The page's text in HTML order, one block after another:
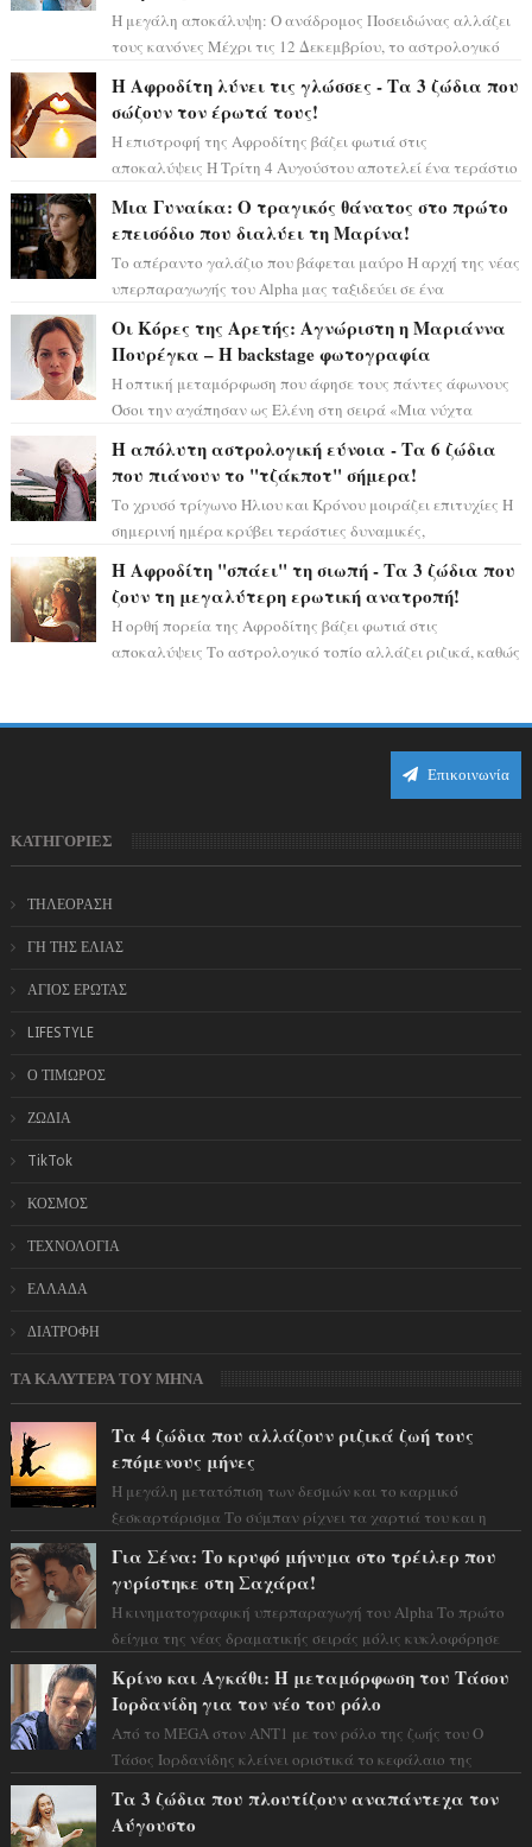
Η μεγάλη αποκάλυψη: Ο ανάδρομος Ποσειδώνας αλλάζει
τους κανόνες Μέχρι τις 12 Δεκεμβρίου, το αστρολογικό
Η Αφροδίτη λύνει τις γλώσσες - Τα 3 ζώδια που
σώζουν τον έρωτά τους!
Η επιστροφή της Αφροδίτης βάζει φωτιά στις
αποκαλύψεις Η Τρίτη 4 Αυγούστου αποτελεί ένα τεράστιο
Μια Γυναίκα: Ο τραγικός θάνατος στο πρώτο
επεισόδιο που διαλύει τη Μαρίνα!
Το απέραντο γαλάζιο που βάφεται μαύρο Η αρχή της νέας
υπερπαραγωγής του Alpha μας ταξιδεύει σε ένα
Οι Κόρες της Αρετής: Αγνώριστη η Μαριάννα
Πουρέγκα – H backstage φωτογραφία
Η οπτική μεταμόρφωση που άφησε τους πάντες άφωνους
Όσοι την αγάπησαν ως Ελένη στη σειρά «Μια νύχτα
Η απόλυτη αστρολογική εύνοια - Τα 6 ζώδια
που πιάνουν το "τζάκποτ" σήμερα!
Το χρυσό τρίγωνο Ήλιου και Κρόνου μοιράζει επιτυχίες Η
σημερινή ημέρα κρύβει τεράστιες δυναμικές,
Η Αφροδίτη "σπάει" τη σιωπή - Τα 3 ζώδια που
ζουν τη μεγαλύτερη ερωτική ανατροπή!
Η ορθή πορεία της Αφροδίτης βάζει φωτιά στις
αποκαλύψεις Το αστρολογικό τοπίο αλλάζει ριζικά, καθώς
Επικοινωνία
ΚΑΤΗΓΟΡΙΕΣ
ΤΗΛΕΟΡΑΣΗ
ΓΗ ΤΗΣ ΕΛΙΑΣ
ΑΓΙΟΣ ΕΡΩΤΑΣ
LIFESTYLE
Ο ΤΙΜΩΡΟΣ
ΖΩΔΙΑ
TikTok
ΚΟΣΜΟΣ
ΤΕΧΝΟΛΟΓΙΑ
ΕΛΛΑΔΑ
ΔΙΑΤΡΟΦΗ
ΤΑ ΚΑΛΥΤΕΡΑ ΤΟΥ ΜΗΝΑ
Τα 4 ζώδια που αλλάζουν ριζικά ζωή τους
επόμενους μήνες
Η μεγάλη μετατόπιση των δεσμών και το καρμικό
ξεσκαρτάρισμα Το σύμπαν ρίχνει τα χαρτιά του και η
Για Σένα: Το κρυφό μήνυμα στο τρέιλερ που
γυρίστηκε στη Σαχάρα!
Η κινηματογραφική υπερπαραγωγή του Alpha Το πρώτο
δείγμα της νέας δραματικής σειράς μόλις κυκλοφόρησε
Κρίνο και Αγκάθι: Η μεταμόρφωση του Τάσου
Ιορδανίδη για τον νέο του ρόλο
Από το MEGA στον ΑΝΤ1 με τον ρόλο της ζωής του Ο
Τάσος Ιορδανίδης κλείνει οριστικά το κεφάλαιο της
Τα 3 ζώδια που πλουτίζουν αναπάντεχα τον
Αύγουστο